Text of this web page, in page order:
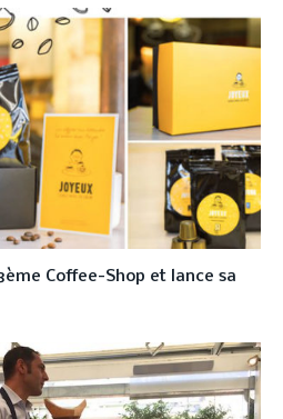
Coffee-Shop et lance sa